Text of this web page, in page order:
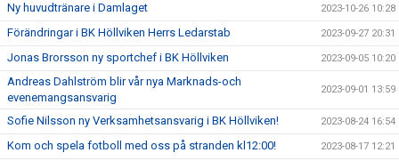
Ny huvudtränare i Damlaget 2023-10-26 10:28
Förändringar i BK Höllviken Herrs Ledarstab 2023-09-27 20:31
Jonas Brorsson ny sportchef i BK Höllviken 2023-09-05 10:20
Andreas Dahlström blir vår nya Marknads-och
evenemangsansvarig
2023-09-01 13:59
Sofie Nilsson ny Verksamhetsansvarig i BK Höllviken! 2023-08-24 16:54
Kom och spela fotboll med oss på stranden kl12:00! 2023-08-17 12:21